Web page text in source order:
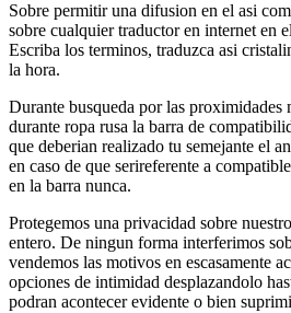
Sobre permitir una difusion en el asi­
sobre cualquier traductor en internet en
Escriba los terminos, traduzca asi­
la hora.
Durante busqueda por las proximidades
durante ropa rusa la barra de
que deberian realizado tu semejante el
en caso de que seri­referente a
en la barra nunca.
Protegemos una privacidad sobre
entero. De ningun forma interferimos
vendemos las motivos en escasamente
opciones de intimidad desplazandolo
podran acontecer evidente o bien